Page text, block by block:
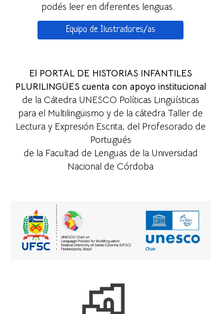
podés leer en diferentes lenguas.
Equipo de Ilustradores/as
El PORTAL DE HISTORIAS INFANTILES
PLURILINGÜES cuenta con apoyo institucional
de la Cátedra UNESCO Políticas Lingüísticas
para el Multilingüismo y de la cátedra Taller de
Lectura y Expresión Escrita, del Profesorado de
Portugués
de la Facultad de Lenguas de la Universidad
Nacional de Córdoba